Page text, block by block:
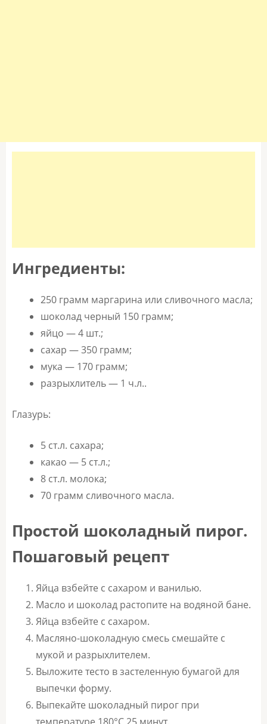
Ингредиенты:
250 грамм маргарина или сливочного масла;
шоколад черный 150 грамм;
яйцо — 4 шт.;
сахар — 350 грамм;
мука — 170 грамм;
разрыхлитель — 1 ч.л..
Глазурь:
5 ст.л. сахара;
какао — 5 ст.л.;
8 ст.л. молока;
70 грамм сливочного масла.
Простой шоколадный пирог.
Пошаговый рецепт
Яйца взбейте с сахаром и ванилью.
Масло и шоколад растопите на водяной бане.
Яйца взбейте с сахаром.
Масляно-шоколадную смесь смешайте с
мукой и разрыхлителем.
Выложите тесто в застеленную бумагой для
выпечки форму.
Выпекайте шоколадный пирог при